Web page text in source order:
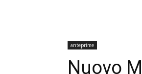
anteprime
Nuovo